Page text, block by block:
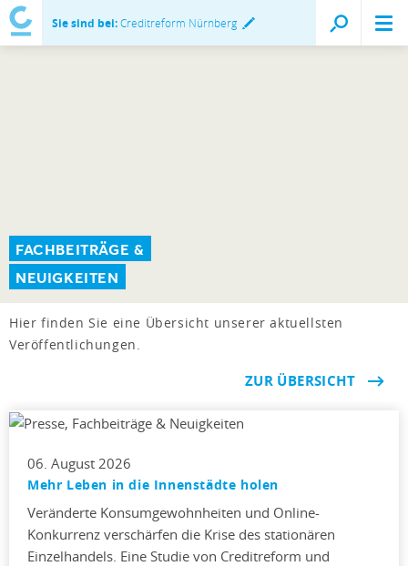
Sie sind bei:Creditreform Nürnberg
FACHBEITRÄGE &
NEUIGKEITEN
Hier finden Sie eine Übersicht unserer aktuellsten
Veröffentlichungen.
ZUR ÜBERSICHT
06. August 2026
Mehr Leben in die Innenstädte holen
Veränderte Konsumgewohnheiten und Online-
Konkurrenz verschärfen die Krise des stationären
Einzelhandels. Eine Studie von Creditreform und